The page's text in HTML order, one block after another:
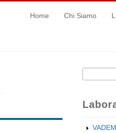
Home Chi Siamo
Form
Cerca